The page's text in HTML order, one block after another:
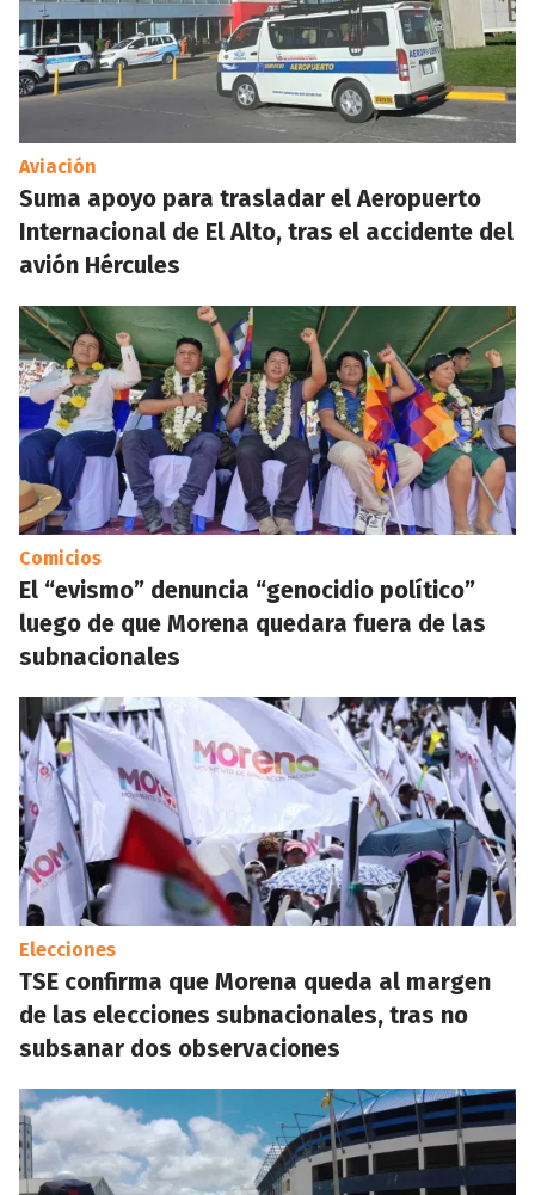
Aviación
Suma apoyo para trasladar el Aeropuerto
Internacional de El Alto, tras el accidente del
avión Hércules
Comicios
El “evismo” denuncia “genocidio político”
luego de que Morena quedara fuera de las
subnacionales
Elecciones
TSE confirma que Morena queda al margen
de las elecciones subnacionales, tras no
subsanar dos observaciones